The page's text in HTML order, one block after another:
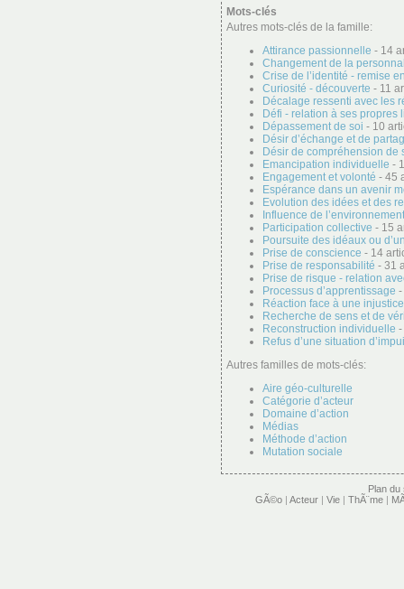
Mots-clés
Autres mots-clés de la famille:
Attirance passionnelle - 14
Changement de la
Crise de l’identité - remise
Curiosité - découverte - 11
Décalage ressenti avec les
Défi - relation à ses propres
Dépassement de soi - 10
Désir d’échange et de
Désir de compréhension de
Emancipation individuelle -
Engagement et volonté - 45
Espérance dans un avenir
Evolution des idées et des
Influence de
Participation collective - 15
Poursuite des idéaux ou
Prise de conscience - 14
Prise de responsabilité - 31
Prise de risque - relation
Processus d’apprentissage -
Réaction face à une injustice
Recherche de sens et de
Reconstruction individuelle -
Refus d’une situation
Autres familles de mots-clés:
Aire géo-culturelle
Catégorie d’acteur
Domaine d’action
Médias
Méthode d’action
Mutation sociale
Plan du
GÃ©o | Acteur | Vie | ThÃ¨me |